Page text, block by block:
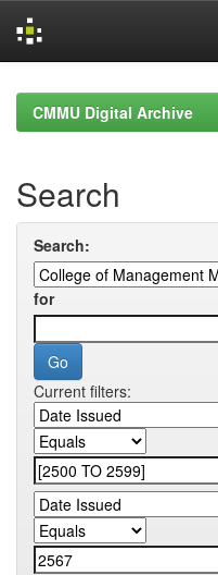
navigationCMMU Digital Archive
Search
Search:
for
Current filters: